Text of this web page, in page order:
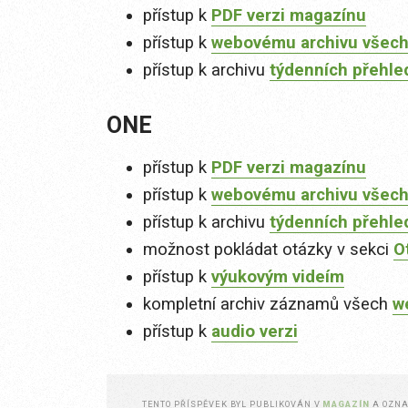
přístup k PDF verzi magazínu
přístup k webovému archivu
přístup k archivu týdenních
ONE
přístup k PDF verzi magazínu
přístup k webovému archivu
přístup k archivu týdenních
možnost pokládat otázky v sekci
přístup k výukovým videím
kompletní archiv záznamů všech
přístup k audio verzi
TENTO PŘÍSPĚVEK BYL PUBLIKOVÁN V MAGAZÍN A